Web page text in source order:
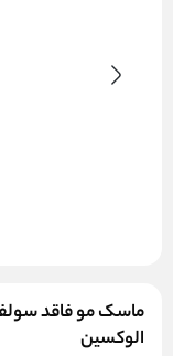
ماسک مو فاقد
الوکسین